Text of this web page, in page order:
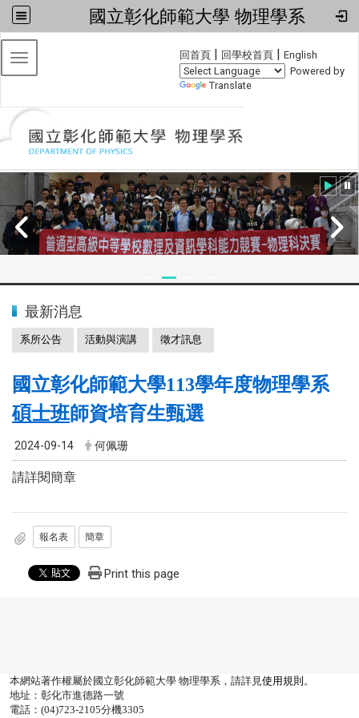
國立彰化師範大學 物理學系
回首頁 | 回學校首頁 | English
Powered by
Translate
Toggle navigation
最新消息
系所公告 活動與演講 徵才訊息
國立彰化師範大學113學年度物理學系
碩士班師資培育生甄選
2024-09-14 何佩珊
請詳閱簡章
報名表 簡章
Print this page
本網站著作權屬於國立彰化師範大學 物理學系，請詳見使用規則 。
地址：彰化市進德路一號
電話：(04)723-2105分機3305